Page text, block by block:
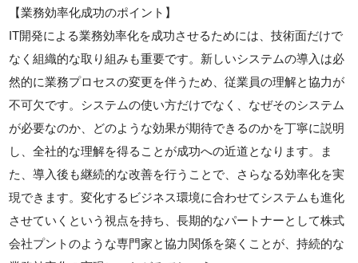
【業務効率化成功のポイント】
IT開発による業務効率化を成功させるためには、技術面だけで
なく組織的な取り組みも重要です。新しいシステムの導入は必
然的に業務プロセスの変更を伴うため、従業員の理解と協力が
不可欠です。システムの使い方だけでなく、なぜそのシステム
が必要なのか、どのような効果が期待できるのかを丁寧に説明
し、全社的な理解を得ることが成功への近道となります。ま
た、導入後も継続的な改善を行うことで、さらなる効率化を実
現できます。変化するビジネス環境に合わせてシステムも進化
させていくという視点を持ち、長期的なパートナーとして株式
会社プントのような専門家と協力関係を築くことが、持続的な